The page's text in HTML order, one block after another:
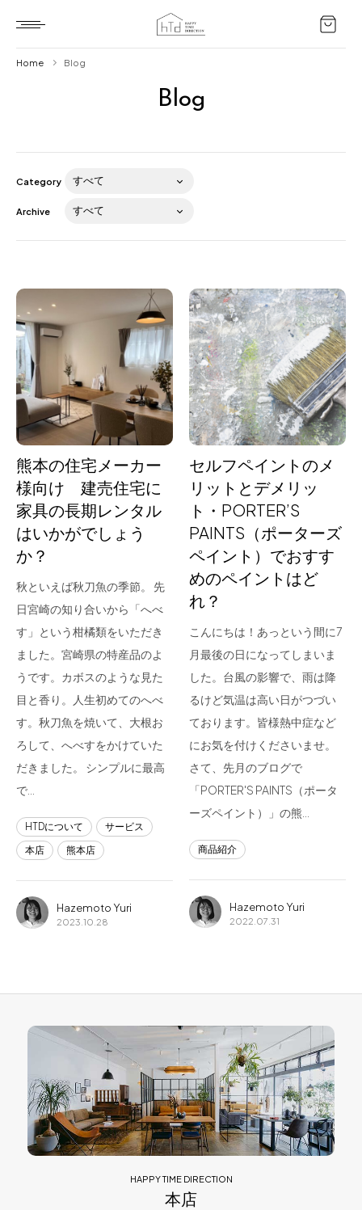
About us
for Business
Recruit
Contact
フラッグシップストア
0965-52-0323
熊本店
096-274-8175
Arv
0965-45-9282
Blog
Home Blog
Category
Archive
熊本の住宅メーカー
様向け 建売住宅に
家具の長期レンタル
はいかがでしょう
か？
秋といえば秋刀魚の季節。 先
日宮崎の知り合いから「へべ
す」という柑橘類をいただき
ました。宮崎県の特産品のよ
うです。カボスのような見た
目と香り。人生初めてのへべ
す。秋刀魚を焼いて、大根お
ろして、へべすをかけていた
だきました。 シンプルに最高
で…
HTDについて
サービス
本店
熊本店
Hazemoto Yuri
2023.10.28
セルフペイントのメ
リットとデメリッ
ト・PORTER’S
PAINTS（ポーターズ
ペイント）でおすす
めのペイントはど
れ？
こんにちは！あっという間に7
月最後の日になってしまいま
した。台風の影響で、雨は降
るけど気温は高い日がつづい
ております。皆様熱中症など
にお気を付けくださいませ。
さて、先月のブログで
「PORTER'S PAINTS（ポータ
ーズペイント）」の熊…
商品紹介
Hazemoto Yuri
2022.07.31
HAPPY TIME DIRECTION
本店